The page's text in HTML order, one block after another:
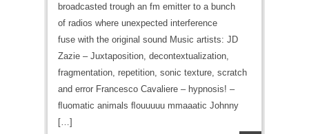
broadcasted trough an fm emitter to a bunch
of radios where unexpected interference
fuse with the original sound Music artists: JD
Zazie – Juxtaposition, decontextualization,
fragmentation, repetition, sonic texture, scratch
and error Francesco Cavaliere – hypnosis! –
ﬂuomatic animals ﬂouuuuu mmaaatic Johnny
[…]